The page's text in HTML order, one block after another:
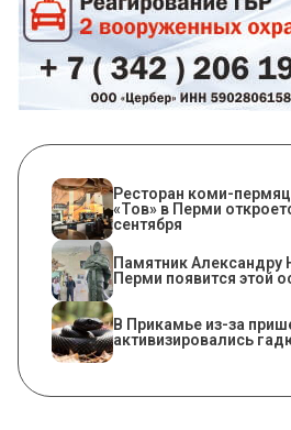
Ресторан коми-
«Тов» в Перми
сентября
​Памятник Александру
Перми появится этой
​В Прикамье из-за
активизировались